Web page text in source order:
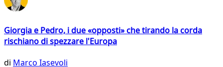
Giorgia e Pedro, i due «opposti» che tirando la corda
rischiano di spezzare l'Europa
di Marco Iasevoli